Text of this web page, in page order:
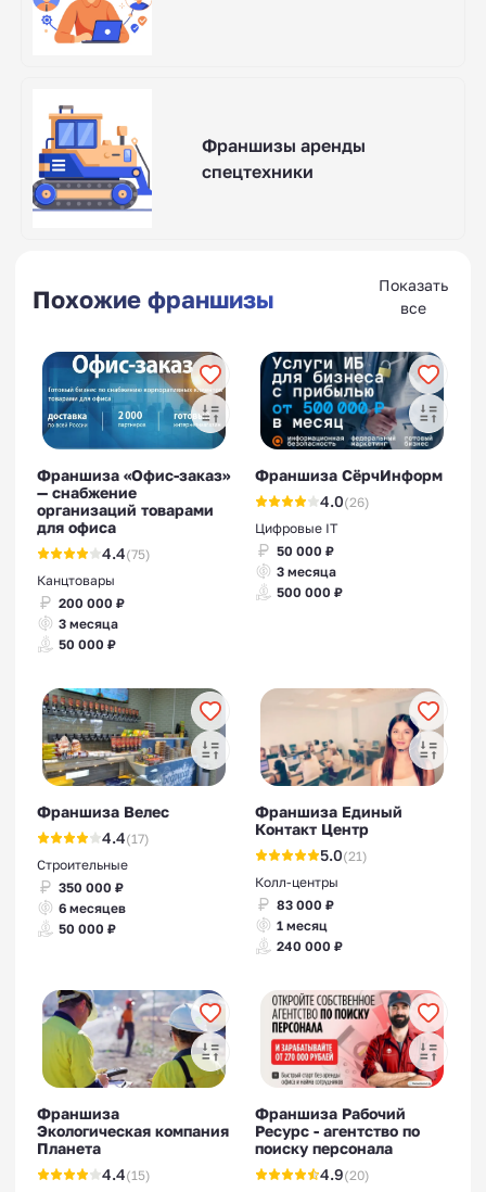
Франшизы аренды
спецтехники
Похожие франшизы
Показать
все
Франшиза «Офис-заказ»
— снабжение
организаций товарами
для офиса
4.4(75)
Канцтовары
200 000 ₽
3 месяца
50 000 ₽
Франшиза СёрчИнформ
4.0(26)
Цифровые IT
50 000 ₽
3 месяца
500 000 ₽
Франшиза Велес
4.4(17)
Строительные
350 000 ₽
6 месяцев
50 000 ₽
Франшиза Единый
Контакт Центр
5.0(21)
Колл-центры
83 000 ₽
1 месяц
240 000 ₽
Франшиза
Экологическая компания
Планета
4.4(15)
Франшиза Рабочий
Ресурс - агентство по
поиску персонала
4.9(20)